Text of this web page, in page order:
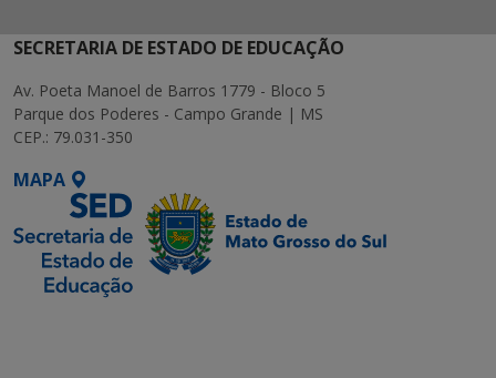
SECRETARIA DE ESTADO DE EDUCAÇÃO
Av. Poeta Manoel de Barros 1779 - Bloco 5
Parque dos Poderes - Campo Grande | MS
CEP.: 79.031-350
MAPA